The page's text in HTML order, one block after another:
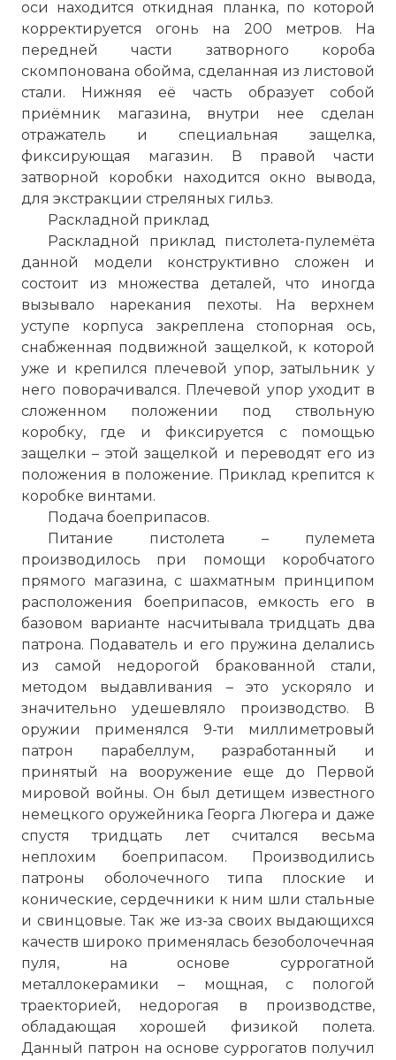
оси находится откидная планка, по которой
корректируется огонь на 200 метров. На
передней части затворного короба
скомпонована обойма, сделанная из листовой
стали. Нижняя её часть образует собой
приёмник магазина, внутри нее сделан
отражатель и специальная защелка,
фиксирующая магазин. В правой части
затворной коробки находится окно вывода,
для экстракции стреляных гильз.
Раскладной приклад
Раскладной приклад пистолета-пулемёта
данной модели конструктивно сложен и
состоит из множества деталей, что иногда
вызывало нарекания пехоты. На верхнем
уступе корпуса закреплена стопорная ось,
снабженная подвижной защелкой, к которой
уже и крепился плечевой упор, затыльник у
него поворачивался. Плечевой упор уходит в
сложенном положении под ствольную
коробку, где и фиксируется с помощью
защелки – этой защелкой и переводят его из
положения в положение. Приклад крепится к
коробке винтами.
Подача боеприпасов.
Питание пистолета – пулемета
производилось при помощи коробчатого
прямого магазина, с шахматным принципом
расположения боеприпасов, емкость его в
базовом варианте насчитывала тридцать два
патрона. Подаватель и его пружина делались
из самой недорогой бракованной стали,
методом выдавливания – это ускоряло и
значительно удешевляло производство. В
оружии применялся 9-ти миллиметровый
патрон парабеллум, разработанный и
принятый на вооружение еще до Первой
мировой войны. Он был детищем известного
немецкого оружейника Георга Люгера и даже
спустя тридцать лет считался весьма
неплохим боеприпасом. Производились
патроны оболочечного типа плоские и
конические, сердечники к ним шли стальные
и свинцовые. Так же из-за своих выдающихся
качеств широко применялась безоболочечная
пуля, на основе суррогатной
металлокерамики – мощная, с пологой
траекторией, недорогая в производстве,
обладающая хорошей физикой полета.
Данный патрон на основе суррогатов получил